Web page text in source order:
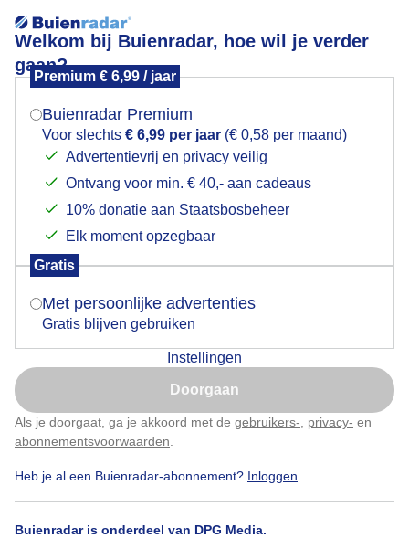
Welkom bij Buienradar, hoe wil je verder
gaan?
Premium € 6,99 / jaar
Buienradar Premium
Voor slechts € 6,99 per jaar (€ 0,58 per maand)
Advertentievrij en privacy veilig
Ontvang voor min. € 40,- aan cadeaus
10% donatie aan Staatsbosbeheer
Elk moment opzegbaar
Gratis
Met persoonlijke advertenties
Gratis blijven gebruiken
Instellingen
Doorgaan
Als je doorgaat, ga je akkoord met de gebruikers- privacy- en
abonnementsvoorwaarden
Heb je al een Buienradar-abonnement? Inloggen
Buienradar is onderdeel van DPG Media.
Regen in aantocht
waren ook droge momenten
Door: Jos Hebben
Mogen we je locatie gebruiken voor het
Indien je hier nog geen akkoord op hebt gegeven,
verschijnt er zo een pop-up uit je browser waarin
Is goed, toon de popup
Nu niet, misschien later
Klik hierom dit aan te passen